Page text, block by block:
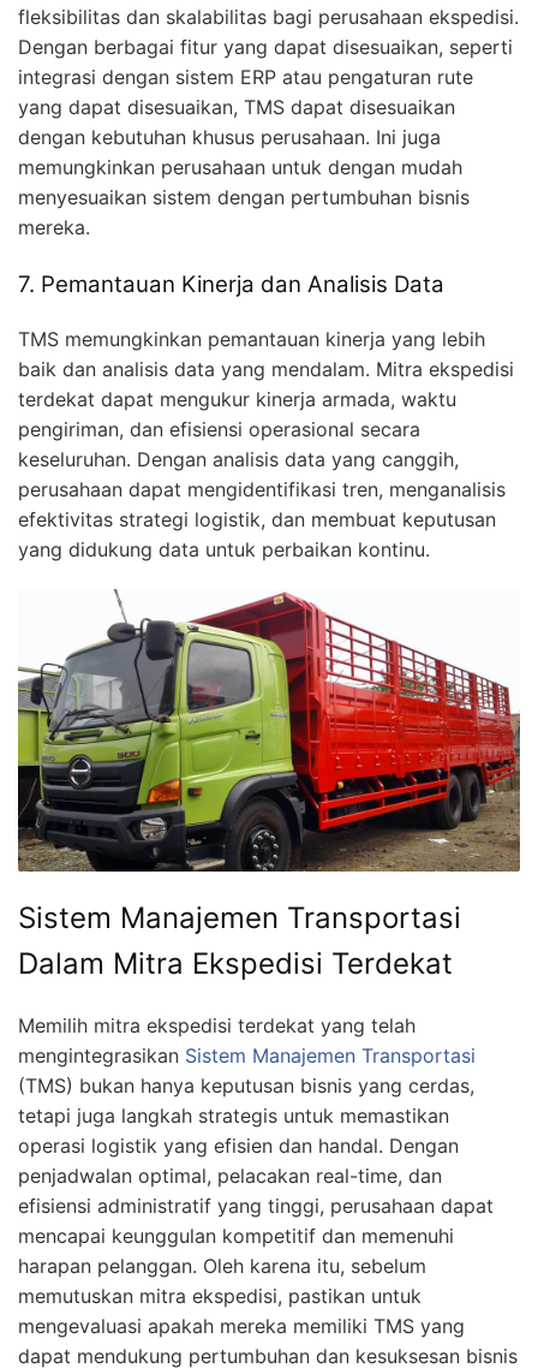
fleksibilitas dan skalabilitas bagi perusahaan ekspedisi.
Dengan berbagai fitur yang dapat disesuaikan, seperti
integrasi dengan sistem ERP atau pengaturan rute
yang dapat disesuaikan, TMS dapat disesuaikan
dengan kebutuhan khusus perusahaan. Ini juga
memungkinkan perusahaan untuk dengan mudah
menyesuaikan sistem dengan pertumbuhan bisnis
mereka.
7. Pemantauan Kinerja dan Analisis Data
TMS memungkinkan pemantauan kinerja yang lebih
baik dan analisis data yang mendalam. Mitra ekspedisi
terdekat dapat mengukur kinerja armada, waktu
pengiriman, dan efisiensi operasional secara
keseluruhan. Dengan analisis data yang canggih,
perusahaan dapat mengidentifikasi tren, menganalisis
efektivitas strategi logistik, dan membuat keputusan
yang didukung data untuk perbaikan kontinu.
Sistem Manajemen Transportasi
Dalam Mitra Ekspedisi Terdekat
Memilih mitra ekspedisi terdekat yang telah
mengintegrasikan Sistem Manajemen Transportasi
(TMS) bukan hanya keputusan bisnis yang cerdas,
tetapi juga langkah strategis untuk memastikan
operasi logistik yang efisien dan handal. Dengan
penjadwalan optimal, pelacakan real-time, dan
efisiensi administratif yang tinggi, perusahaan dapat
mencapai keunggulan kompetitif dan memenuhi
harapan pelanggan. Oleh karena itu, sebelum
memutuskan mitra ekspedisi, pastikan untuk
mengevaluasi apakah mereka memiliki TMS yang
dapat mendukung pertumbuhan dan kesuksesan bisnis